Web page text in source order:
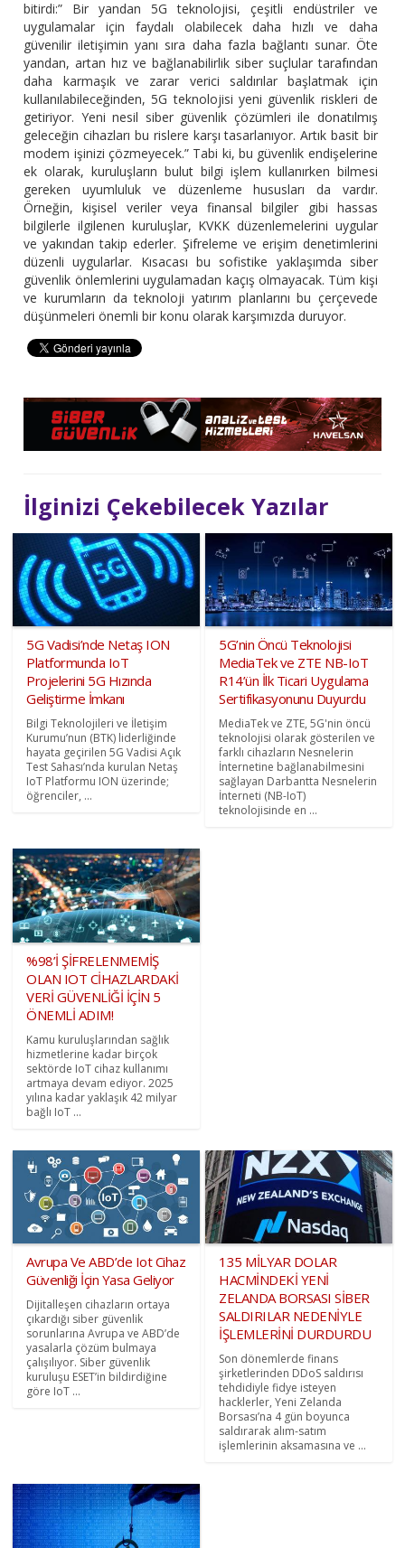
bitirdi:” Bir yandan 5G teknolojisi, çeşitli endüstriler ve
uygulamalar için faydalı olabilecek daha hızlı ve daha
güvenilir iletişimin yanı sıra daha fazla bağlantı sunar. Öte
yandan, artan hız ve bağlanabilirlik siber suçlular tarafından
daha karmaşık ve zarar verici saldırılar başlatmak için
kullanılabileceğinden, 5G teknolojisi yeni güvenlik riskleri de
getiriyor. Yeni nesil siber güvenlik çözümleri ile donatılmış
geleceğin cihazları bu rislere karşı tasarlanıyor. Artık basit bir
modem işinizi çözmeyecek.” Tabi ki, bu güvenlik endişelerine
ek olarak, kuruluşların bulut bilgi işlem kullanırken bilmesi
gereken uyumluluk ve düzenleme hususları da vardır.
Örneğin, kişisel veriler veya finansal bilgiler gibi hassas
bilgilerle ilgilenen kuruluşlar, KVKK düzenlemelerini uygular
ve yakından takip ederler. Şifreleme ve erişim denetimlerini
düzenli uygularlar. Kısacası bu sofistike yaklaşımda siber
güvenlik önlemlerini uygulamadan kaçış olmayacak. Tüm kişi
ve kurumların da teknoloji yatırım planlarını bu çerçevede
düşünmeleri önemli bir konu olarak karşımızda duruyor.
İlginizi Çekebilecek Yazılar
5G Vadisi’nde Netaş ION
Platformunda IoT
Projelerini 5G Hızında
Geliştirme İmkanı
Bilgi Teknolojileri ve İletişim
Kurumu’nun (BTK) liderliğinde
hayata geçirilen 5G Vadisi Açık
Test Sahası’nda kurulan Netaş
IoT Platformu ION üzerinde;
öğrenciler, ...
5G’nin Öncü Teknolojisi
MediaTek ve ZTE NB-IoT
R14’ün İlk Ticari Uygulama
Sertifikasyonunu Duyurdu
MediaTek ve ZTE, 5G'nin öncü
teknolojisi olarak gösterilen ve
farklı cihazların Nesnelerin
İnternetine bağlanabilmesini
sağlayan Darbantta Nesnelerin
İnterneti (NB-IoT)
teknolojisinde en ...
%98’İ ŞİFRELENMEMİŞ
OLAN IOT CİHAZLARDAKİ
VERİ GÜVENLİĞİ İÇİN 5
ÖNEMLİ ADIM!
Kamu kuruluşlarından sağlık
hizmetlerine kadar birçok
sektörde IoT cihaz kullanımı
artmaya devam ediyor. 2025
yılına kadar yaklaşık 42 milyar
bağlı IoT ...
Avrupa Ve ABD’de Iot Cihaz
Güvenliği İçin Yasa Geliyor
Dijitalleşen cihazların ortaya
çıkardığı siber güvenlik
sorunlarına Avrupa ve ABD’de
yasalarla çözüm bulmaya
çalışılıyor. Siber güvenlik
kuruluşu ESET’in bildirdiğine
göre IoT ...
135 MİLYAR DOLAR
HACMİNDEKİ YENİ
ZELANDA BORSASI SİBER
SALDIRILAR NEDENİYLE
İŞLEMLERİNİ DURDURDU
Son dönemlerde finans
şirketlerinden DDoS saldırısı
tehdidiyle fidye isteyen
hacklerler, Yeni Zelanda
Borsası’na 4 gün boyunca
saldırarak alım-satım
işlemlerinin aksamasına ve ...